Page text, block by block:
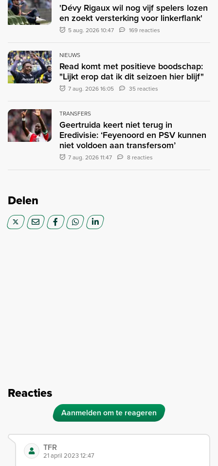
'Dévy Rigaux wil nog vijf spelers lozen
en zoekt versterking voor linkerflank'
5 aug. 2026 10:47 169 reacties
NIEUWS
Read komt met positieve boodschap:
"Lijkt erop dat ik dit seizoen hier blijf"
7 aug. 2026 16:05 35 reacties
TRANSFERS
Geertruida keert niet terug in
Eredivisie: ‘Feyenoord en PSV kunnen
niet voldoen aan transfersom’
7 aug. 2026 11:47 8 reacties
Delen
Reacties
Aanmelden om te reageren
TFR
21 april 2023 12:47